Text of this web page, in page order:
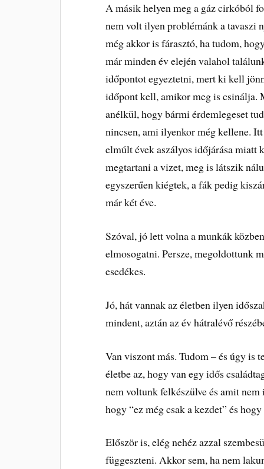
A másik helyen meg a gáz cirkóból
nem volt ilyen problémánk a tavaszi
még akkor is fárasztó, ha tudom,
már minden év elején valahol
időpontot egyeztetni, mert ki kell
időpont kell, amikor meg is csinálja.
anélkül, hogy bármi érdemlegeset
nincsen, ami ilyenkor még kellene.
elmúlt évek aszályos időjárása
megtartani a vizet, meg is látszik
egyszerűen kiégtek, a fák pedig
már két éve.
Szóval, jó lett volna a munkák
elmosogatni. Persze, megoldottunk
esedékes.
Jó, hát vannak az életben ilyen
mindent, aztán az év hátralévő
Van viszont más. Tudom – és úgy is
életbe az, hogy van egy idős
nem voltunk felkészülve és amit
hogy “ez még csak a kezdet” és
Először is, elég nehéz azzal
függeszteni. Akkor sem, ha nem